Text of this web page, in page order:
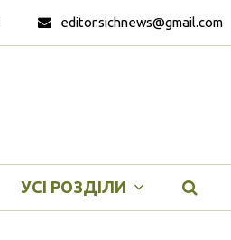
editor.sichnews@gmail.com
УСІ РОЗДІЛИ